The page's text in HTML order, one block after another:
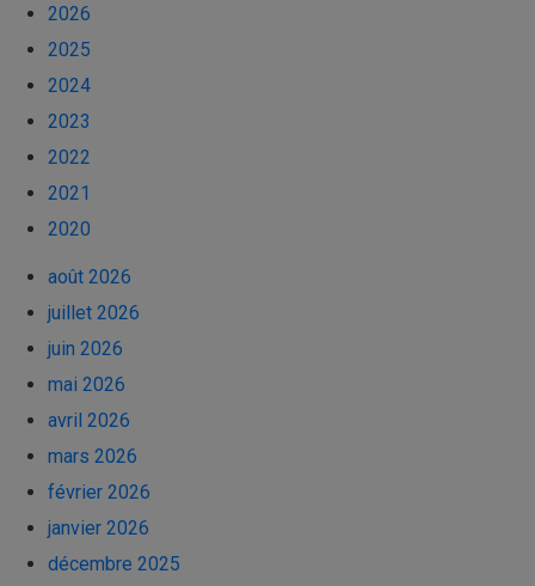
2026
2025
2024
2023
2022
2021
2020
août 2026
juillet 2026
juin 2026
mai 2026
avril 2026
mars 2026
février 2026
janvier 2026
décembre 2025